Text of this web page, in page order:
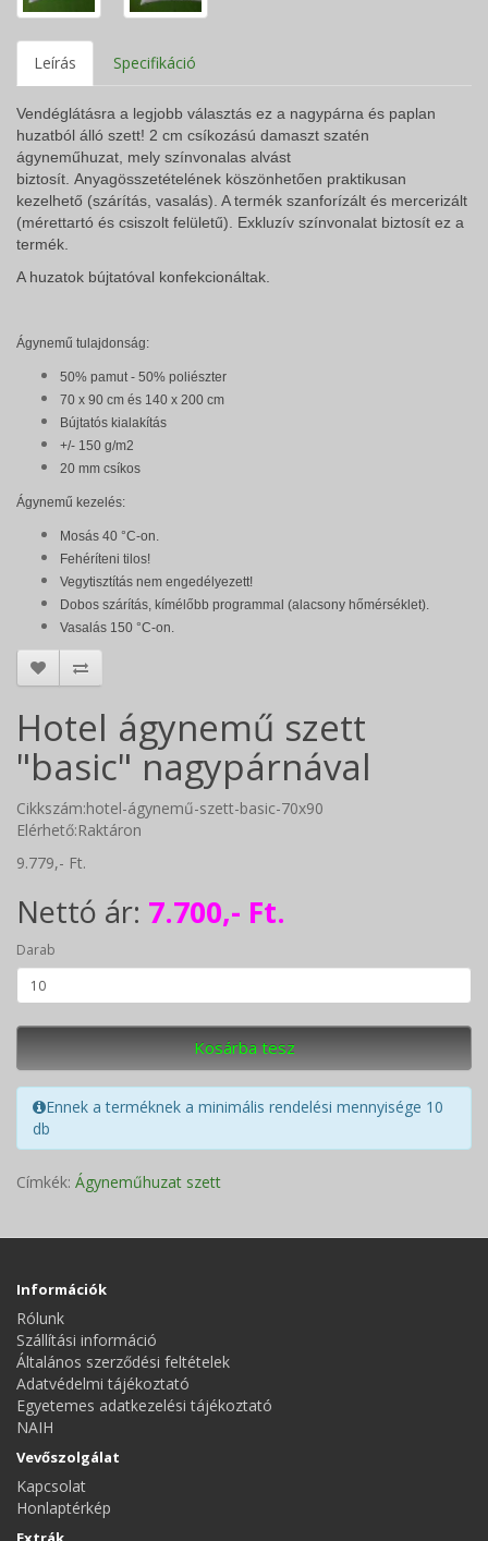
Leírás Specifikáció
Vendéglátásra a legjobb választás ez a nagypárna és paplan
huzatból álló szett! 2 cm csíkozású damaszt szatén
ágyneműhuzat, mely színvonalas alvást
biztosít. Anyagösszetételének köszönhetően praktikusan
kezelhető (szárítás, vasalás). A termék szanforízált és mercerizált
(mérettartó és csiszolt felületű). Exkluzív színvonalat biztosít ez a
termék.
A huzatok bújtatóval konfekcionáltak.
Ágynemű tulajdonság:
50% pamut - 50% poliészter
70 x 90 cm és 140 x 200 cm
Bújtatós kialakítás
+/- 150 g/m2
20 mm csíkos
Ágynemű kezelés:
Mosás 40 °C-on.
Fehéríteni tilos!
Vegytisztítás nem engedélyezett!
Dobos szárítás, kímélőbb programmal (alacsony hőmérséklet).
Vasalás 150 °C-on.
Hotel ágynemű szett
"basic" nagypárnával
Cikkszám:hotel-ágynemű-szett-basic-70x90
Elérhető:Raktáron
9.779,- Ft.
Nettó ár: 7.700,- Ft.
Darab
Kosárba tesz
Ennek a terméknek a minimális rendelési mennyisége 10
db
Címkék: Ágyneműhuzat szett
Információk
Rólunk
Szállítási információ
Általános szerződési feltételek
Adatvédelmi tájékoztató
Egyetemes adatkezelési tájékoztató
NAIH
Vevőszolgálat
Kapcsolat
Honlaptérkép